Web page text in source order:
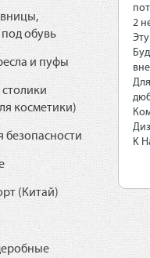
обувь
и пуфы
косметики)
безопасности
(Китай)
2
K